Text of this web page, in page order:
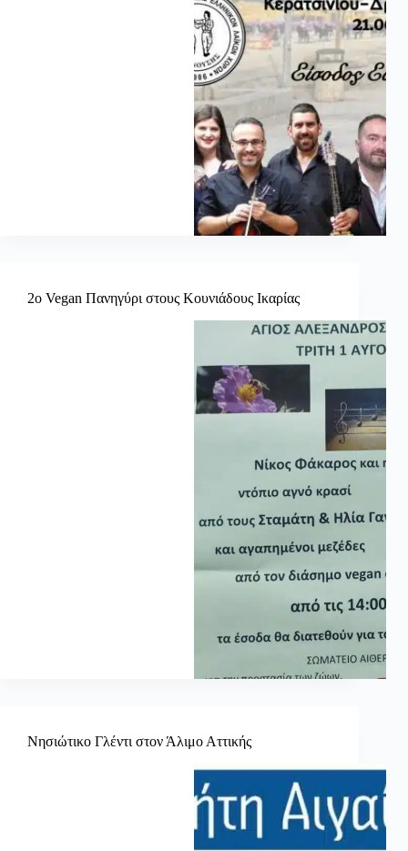
2ο Vegan Πανηγύρι στους Κουνιάδους Ικαρίας
Νησιώτικο Γλέντι στον Άλιμο Αττικής